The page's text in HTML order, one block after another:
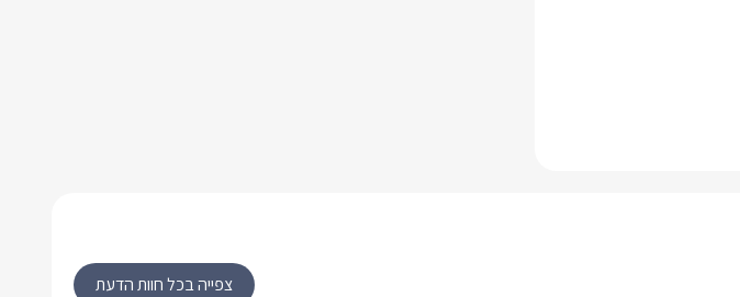
צפייה בכל חוות הדעת